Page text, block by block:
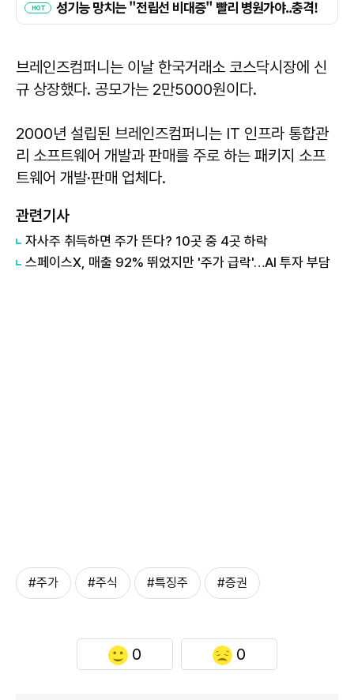
브레인즈컴퍼니는 이날 한국거래소 코스닥시장에 신
규 상장했다. 공모가는 2만5000원이다.
2000년 설립된 브레인즈컴퍼니는 IT 인프라 통합관
리 소프트웨어 개발과 판매를 주로 하는 패키지 소프
트웨어 개발·판매 업체다.
관련기사
자사주 취득하면 주가 뜬다? 10곳 중 4곳 하락
스페이스X, 매출 92% 뛰었지만 '주가 급락'…AI 투자 부담
#주가 #주식 #특징주 #증권
0 0